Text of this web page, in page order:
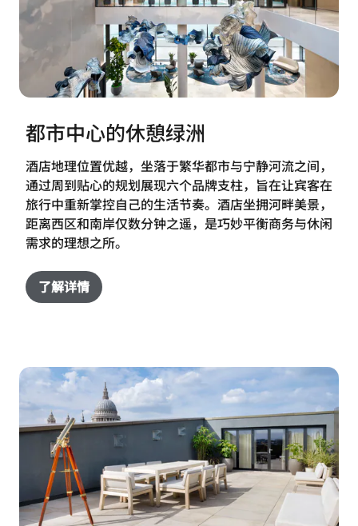
都市中心的休憩绿洲
酒店地理位置优越，坐落于繁华都市与宁静河流之间，
通过周到贴心的规划展现六个品牌支柱，旨在让宾客在
旅行中重新掌控自己的生活节奏。酒店坐拥河畔美景，
距离西区和南岸仅数分钟之遥，是巧妙平衡商务与休闲
需求的理想之所。
了解详情